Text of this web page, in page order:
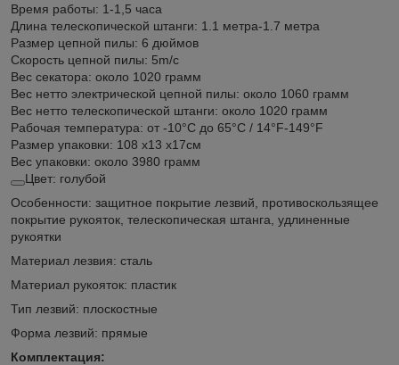
Время работы: 1-1,5 часа
Длина телескопической штанги: 1.1 метра-1.7 метра
Размер цепной пилы: 6 дюймов
Скорость цепной пилы: 5m/с
Вес секатора: около 1020 грамм
Вес нетто электрической цепной пилы: около 1060 грамм
Вес нетто телескопической штанги: около 1020 грамм
Рабочая температура: от -10°C до 65°C / 14°F-149°F
Размер упаковки: 108 х13 х17см
Вес упаковки: около 3980 грамм
Цвет: голубой
Особенности: защитное покрытие лезвий, противоскользящее
покрытие рукояток, телескопическая штанга, удлиненные
рукоятки
Материал лезвия: сталь
Материал рукояток: пластик
Тип лезвий: плоскостные
Форма лезвий: прямые
Комплектация: